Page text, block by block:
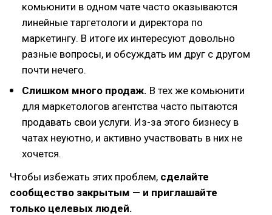
комьюнити в одном чате часто оказываются
линейные таргетологи и директора по
маркетингу. В итоге их интересуют довольно
разные вопросы, и обсуждать им друг с другом
почти нечего.
Слишком много продаж. В тех же комьюнити
для маркетологов агентства часто пытаются
продавать свои услуги. Из-за этого бизнесу в
чатах неуютно, и активно участвовать в них не
хочется.
Чтобы избежать этих проблем, сделайте
сообщество закрытым — и приглашайте
только целевых людей.